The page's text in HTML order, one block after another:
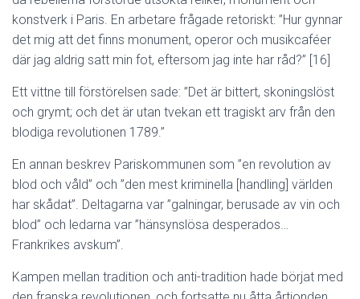
konstverk i Paris. En arbetare frågade retoriskt: ”Hur gynnar
det mig att det finns monument, operor och musikcaféer
där jag aldrig satt min fot, eftersom jag inte har råd?” [16]
Ett vittne till förstörelsen sade: ”Det är bittert, skoningslöst
och grymt; och det är utan tvekan ett tragiskt arv från den
blodiga revolutionen 1789.”
En annan beskrev Pariskommunen som ”en revolution av
blod och våld” och ”den mest kriminella [handling] världen
har skådat”. Deltagarna var ”galningar, berusade av vin och
blod” och ledarna var ”hänsynslösa desperados…
Frankrikes avskum”.
Kampen mellan tradition och anti-tradition hade börjat med